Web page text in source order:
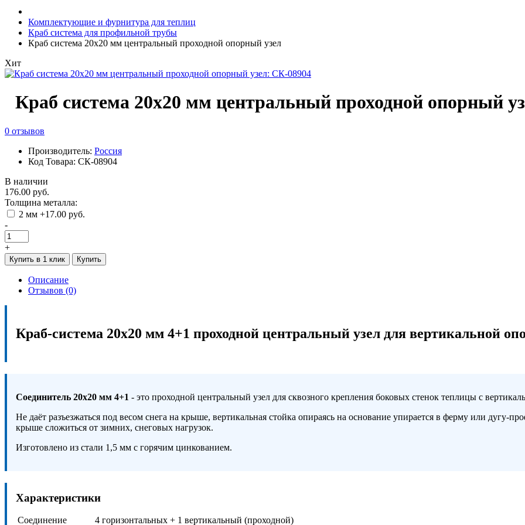
Комплектующие и фурнитура для теплиц
Краб система для профильной трубы
Краб система 20х20 мм центральный проходной опорный узел
Хит
Краб система 20х20 мм центральный проходной опорный
0 отзывов
Производитель: Россия
Код Товара: СК-08904
В наличии
176.00 руб.
Толщина металла:
2 мм +17.00 руб.
-
+
Купить в 1 клик Купить
Описание
Отзывов (0)
Краб-система 20х20 мм 4+1 проходной центральный узел для вертикальной
Соединитель 20х20 мм 4+1 - это проходной центральный узел для сквозного крепления боковых стенок теплицы с
Не даёт разъезжаться под весом снега на крыше, вертикальная стойка опираясь на основание упирается в ферму или
крыше сложиться от зимних, снеговых нагрузок.
Изготовлено из стали 1,5 мм с горячим цинкованием.
Характеристики
Соединение 4 горизонтальных + 1 вертикальный (проходной)